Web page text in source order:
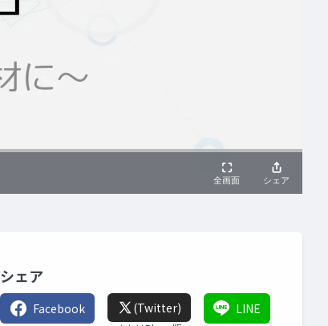
シェア
Facebook (Twitter) LINE